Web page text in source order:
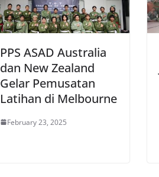
PPS ASAD Australia
dan New Zealand
Gelar Pemusatan
Latihan di Melbourne
February 23, 2025